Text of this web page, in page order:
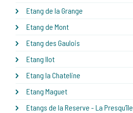
Etang de la Grange
Etang de Mont
Etang des Gaulois
Etang Ilot
Etang la Chateline
Etang Maguet
Etangs de la Reserve - La Presqu'île